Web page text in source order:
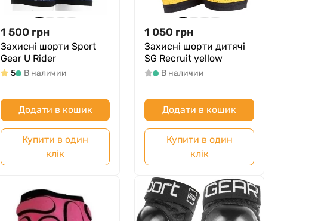
1 500 грн
Захисні шорти Sport
Gear U Rider
5 В наличии
Додати в кошик
Купити в один
клік
1 050 грн
Захисні шорти дитячі
SG Recruit yellow
В наличии
Додати в кошик
Купити в один
клік